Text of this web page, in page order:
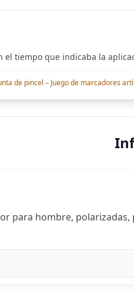
el tiempo que indicaba la
de pincel – Juego de marcadores
para hombre,